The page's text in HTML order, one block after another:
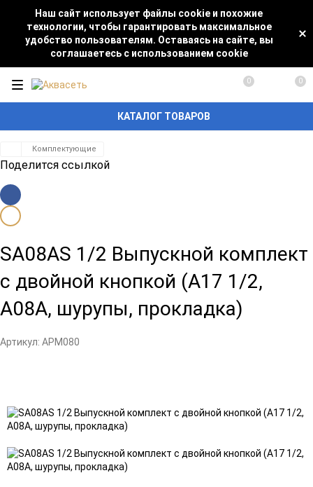
Наш сайт использует файлы cookie и похожие
технологии, чтобы гарантировать максимальное
удобство пользователям. Оставаясь на сайте, вы
соглашаетесь с использованием cookie
КАТАЛОГ ТОВАРОВ
0 0
Комплектующие
Поделится ссылкой
SA08AS 1/2 Выпускной комплект
с двойной кнопкой (А17 1/2,
А08A, шурупы, прокладка)
Артикул: АРМ080
в
избранное
к
сравнению